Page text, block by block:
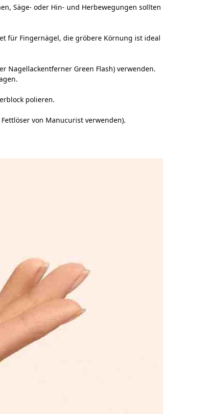
Säge- oder Hin- und Herbewegungen sollten
für Fingernägel, die gröbere Körnung ist ideal
Nagellackentferner Green Flash) verwenden.
polieren.
Fettlöservon Manucurist verwenden).